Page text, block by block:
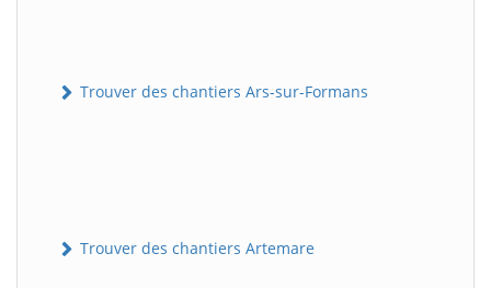
Trouver des chantiers Ars-sur-Formans
Trouver des chantiers Artemare